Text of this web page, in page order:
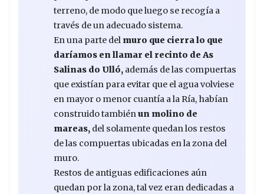
terreno, de modo que luego se recogía a
través de un adecuado sistema.
En una parte del muro que cierra lo que
daríamos en llamar el recinto de As
Salinas do Ulló, además de las compuertas
que existían para evitar que el agua volviese
en mayor o menor cuantía a la Ría, habían
construido tambiénun molino de
mareas, del solamente quedan los restos
de las compuertas ubicadas en la zona del
muro.
Restos de antiguas edificaciones aún
quedan por la zona, tal vez eran dedicadas a